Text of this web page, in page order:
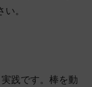
。
践です。棒を動